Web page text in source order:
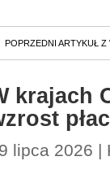
POPRZEDNI ARTYKUŁ Z
krajach
płac
lipca 2026 |